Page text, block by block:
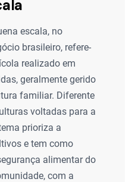
escala, no
brasileiro, refere-
realizado em
geralmente gerido
familiar. Diferente
voltadas para a
prioriza a
e tem como
alimentar do
com a